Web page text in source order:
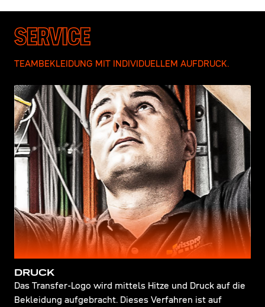
SERVICE
TEAMBEKLEIDUNG MIT INDIVIDUELLEM AUFDRUCK.
DRUCK
Das Transfer-Logo wird mittels Hitze und Druck auf die
Bekleidung aufgebracht. Dieses Verfahren ist auf